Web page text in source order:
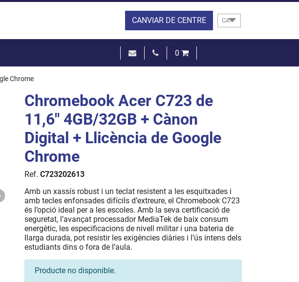
CANVIAR DE CENTRE CA
0
Chrome
Chromebook Acer C723 de
11,6" 4GB/32GB + Cànon
Digital + Llicència de Google
Chrome
Ref. C723202613
Amb un xassís robust i un teclat resistent a les esquitxades i
amb tecles enfonsades difícils d’extreure, el Chromebook C723
és l’opció ideal per a les escoles. Amb la seva certificació de
seguretat, l’avançat processador MediaTek de baix consum
energètic, les especificacions de nivell militar i una bateria de
llarga durada, pot resistir les exigències diàries i l’ús intens dels
estudiants dins o fora de l’aula.
Producte no disponible.